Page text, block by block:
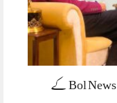
قائدِ جمعیت حضرت مولانا فضل الرحمٰن صاحب کا Bol News کے